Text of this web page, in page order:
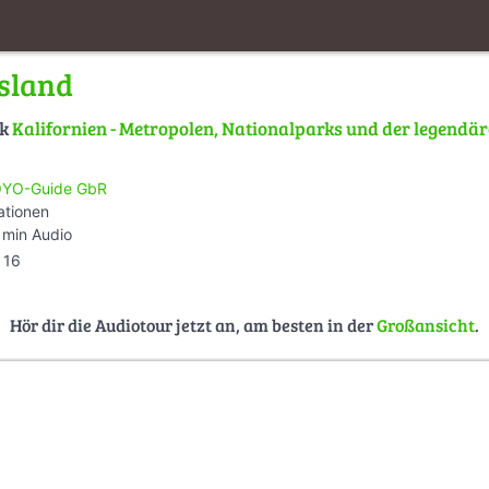
Kalifornien - Metropolen, Nationalparks und der
Guide GbR
Audio
16
Hör dir die Audiotour jetzt an, am besten in derGroßansicht.